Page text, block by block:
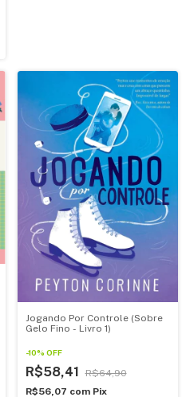
Jogando Por Controle (Sobre
Gelo Fino - Livro 1)
-10% OFF
R$58,41
R$64,90
R$56,07 com Pix